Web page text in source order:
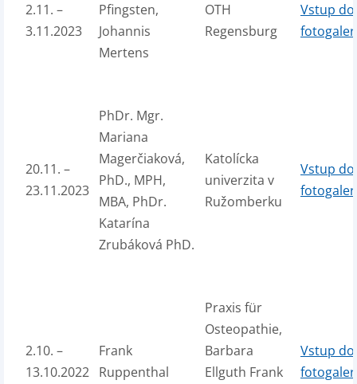
2.11. –
3.11.2023
Pfingsten,
Johannis
Mertens
OTH
Regensburg
Vstup do
20.11. –
23.11.2023
PhDr. Mgr.
Mariana
Magerčiaková,
PhD., MPH,
MBA, PhDr.
Katarína
Zrubáková PhD.
Katolícka
univerzita v
Ružomberku
Vstup do
2.10. –
13.10.2022
Frank
Ruppenthal
Praxis für
Osteopathie,
Barbara
Ellguth Frank
Vstup do